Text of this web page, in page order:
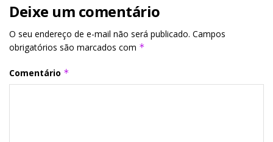
Deixe um comentário
O seu endereço de e-mail não será publicado. Campos
obrigatórios são marcados com *
Comentário *